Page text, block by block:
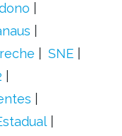
SNE